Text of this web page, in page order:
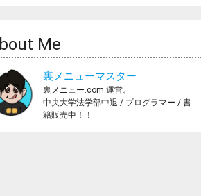
Me
裏メニューマスター
裏メニュー.com 運営。
中央大学法学部中退 / プログラマー / 書
籍販売中！！